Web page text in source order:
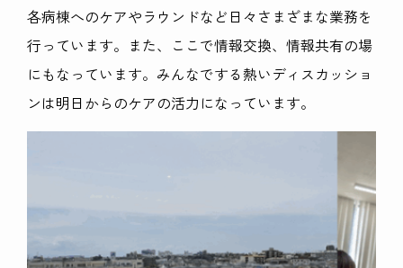
各病棟へのケアやラウンドなど日々さまざまな業務を
行っています。また、ここで情報交換、情報共有の場
にもなっています。みんなでする熱いディスカッショ
ンは明日からのケアの活力になっています。